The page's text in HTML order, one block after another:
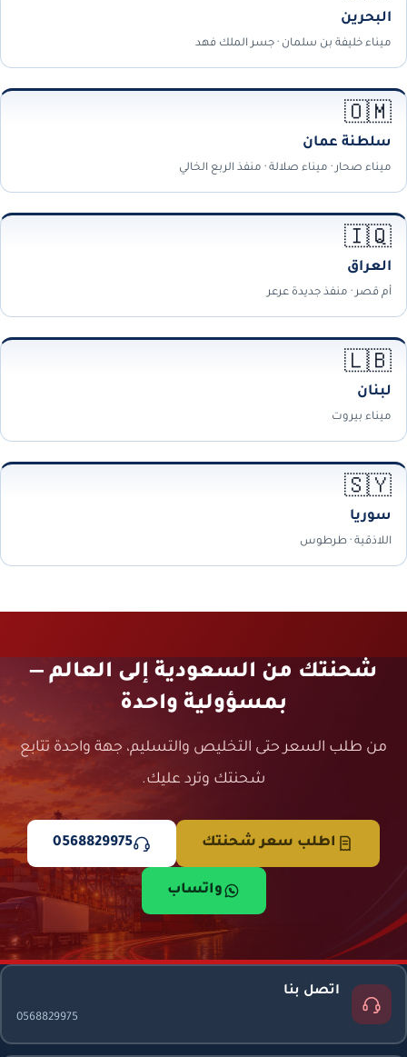
البحرين
ميناء خليفة بن سلمان · جسر الملك فهد
🇴🇲
سلطنة عمان
ميناء صحار · ميناء صلالة · منفذ الربع الخالي
🇮🇶
العراق
أم قصر · منفذ جديدة عرعر
🇱🇧
لبنان
ميناء بيروت
🇸🇾
سوريا
اللاذقية · طرطوس
شحنتك من السعودية إلى العالم —
بمسؤولية واحدة
من طلب السعر حتى التخليص والتسليم، جهة واحدة تتابع
شحنتك وترد عليك.
اطلب سعر شحنتك 0568829975
واتساب
اتصل بنا
0568829975